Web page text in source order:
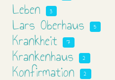
Leben 3
Lars Oberhaus 5
Krankheit 7
Krankenhaus 2
Konfirmation 2